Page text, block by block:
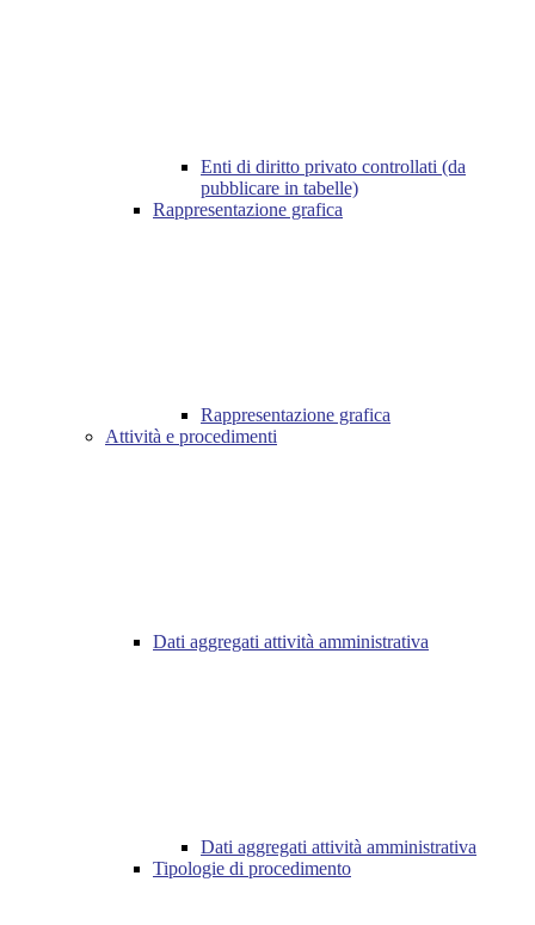
Enti di diritto privato controllati (da
pubblicare in tabelle)
Rappresentazione grafica
Rappresentazione grafica
Attività e procedimenti
Dati aggregati attività amministrativa
Dati aggregati attività amministrativa
Tipologie di procedimento